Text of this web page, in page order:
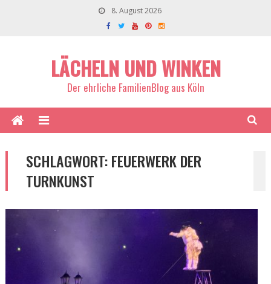
8. August 2026
LÄCHELN UND WINKEN
Der ehrliche FamilienBlog aus Köln
SCHLAGWORT:FEUERWERK DER
TURNKUNST